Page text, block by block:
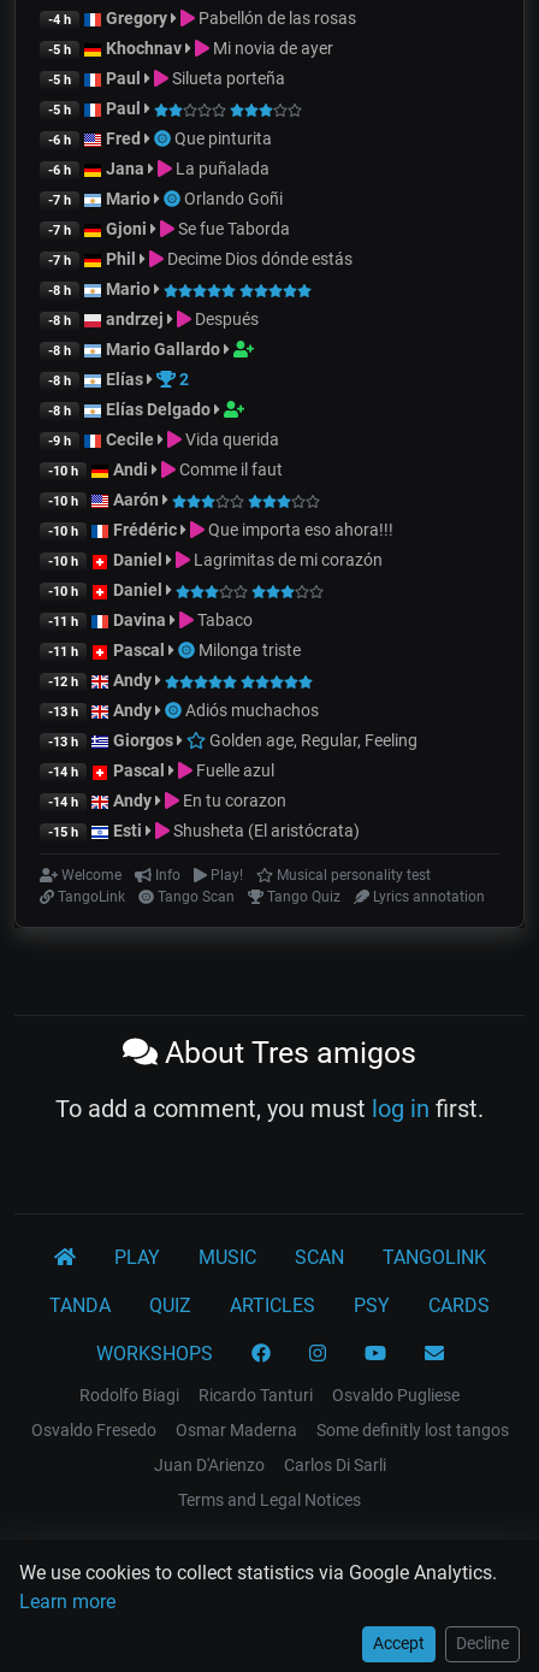
We use cookies to collect statistics via Google Analytics.
Learn more
Accept Decline
-4 h Gregory Pabellón de las rosas
-5 h Khochnav Mi novia de ayer
-5 h Paul Silueta porteña
-5 h Paul
-6 h Fred Que pinturita
-6 h Jana La puñalada
-7 h Mario Orlando Goñi
-7 h Gjoni Se fue Taborda
-7 h Phil Decime Dios dónde estás
-8 h Mario
-8 h andrzej Después
-8 h Mario Gallardo
-8 h Elías 2
-8 h Elías Delgado
-9 h Cecile Vida querida
-10 h Andi Comme il faut
-10 h Aarón
-10 h Frédéric Que importa eso ahora!!!
-10 h Daniel Lagrimitas de mi corazón
-10 h Daniel
-11 h Davina Tabaco
-11 h Pascal Milonga triste
-12 h Andy
-13 h Andy Adiós muchachos
-13 h Giorgos Golden age, Regular, Feeling
-14 h Pascal Fuelle azul
-14 h Andy En tu corazon
-15 h Esti Shusheta (El aristócrata)
Welcome Info Play!
Musical personality test
TangoLink
Tango Scan Tango Quiz Lyrics annotation
About Tres amigos
To add a comment, you must log in first.
PLAY MUSIC SCAN TANGOLINK
TANDA QUIZ ARTICLES PSY CARDS
WORKSHOPS
Rodolfo Biagi Ricardo Tanturi
Osvaldo Pugliese
Osvaldo Fresedo
Osmar Maderna
Some definitly lost tangos
Juan D'Arienzo
Carlos Di Sarli
Terms and Legal Notices
EL RECODO TANGO